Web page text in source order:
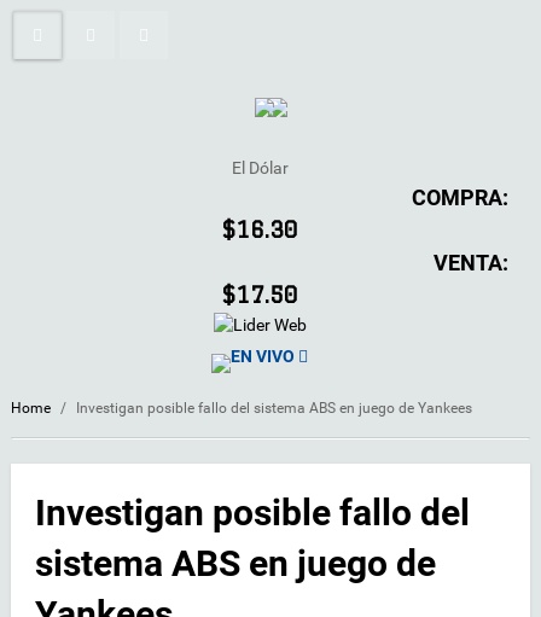
El Dólar
COMPRA:
$16.30
VENTA:
$17.50
EN VIVO
Home / Investigan posible fallo del sistema ABS en juego de Yankees
Investigan posible fallo del
sistema ABS en juego de